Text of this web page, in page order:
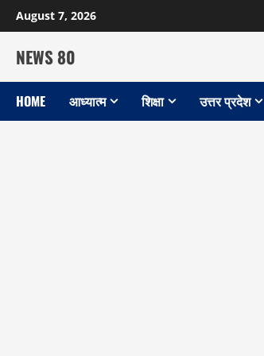
Skip
to
content
August 7, 2026
NEWS 80
HOME आध्यात्म शिक्षा उत्तर प्रदेश